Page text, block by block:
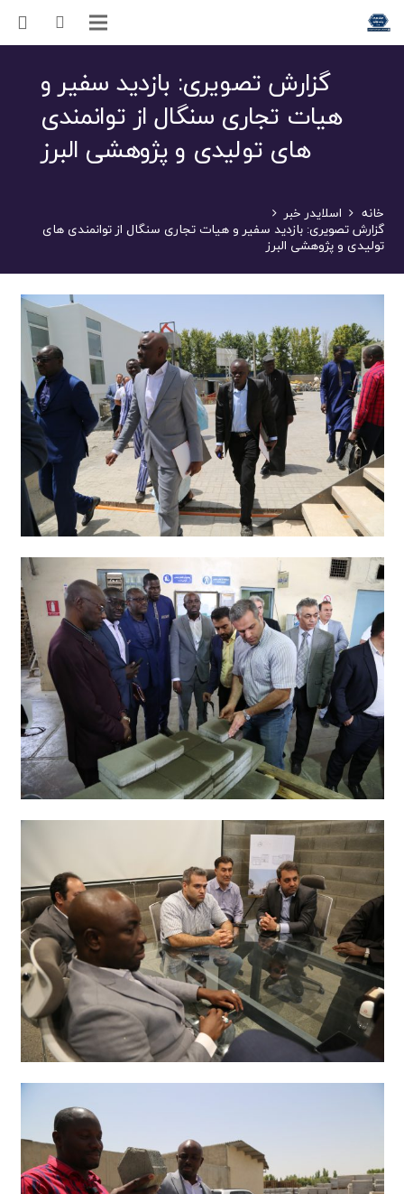
گزارش تصویری: بازدید سفیر و
هیات تجاری سنگال از توانمندی
های تولیدی و پژوهشی البرز
خانه اسلایدر خبر
گزارش تصویری: بازدید سفیر و هیات تجاری سنگال از توانمندی های
تولیدی و پژوهشی البرز